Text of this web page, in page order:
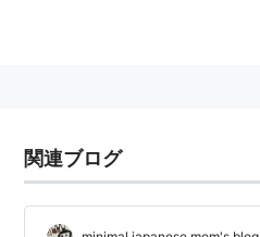
関連ブログ